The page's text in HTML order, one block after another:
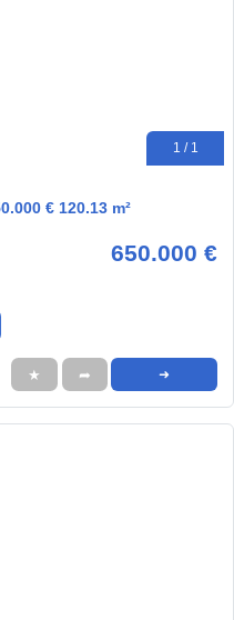
1 / 1
€ 120.13 m²
650.000 €
★ ➦ ➜